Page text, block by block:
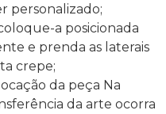
personalizado;
a posicionada
e prenda as laterais
crepe;
da peça Na
da arte ocorra